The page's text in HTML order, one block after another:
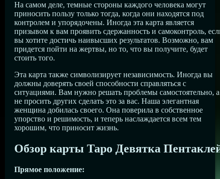
На самом деле, темные стороны каждого человека могут
приносить пользу только тогда, когда они находятся под
контролем и упорядочены. Иногда эта карта является
призывом к вам проявить сдержанность и самоконтроль,
вы хотите достичь наивысших результатов. Возможно, вам
придется пойти на жертвы, но то, что вы получите, будет
стоить того.
Эта карта также символизирует независимость. Иногда вы
должны доверять своей способности справляться с
ситуациями. Вам нужно решать проблемы самостоятельно, а
не просить других сделать это за вас. Наша элегантная
женщина добилась своего. Она поверила в собственное
упорство и решимость, и теперь наслаждается всем тем
хорошим, что приносит жизнь.
Обзор карты Таро Девятка
Прямое положение: